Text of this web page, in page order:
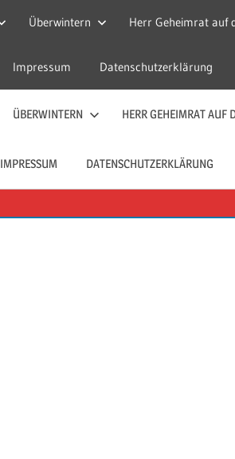
Überwintern Herr Geheimrat auf
Impressum Datenschutzerklärung
ÜBERWINTERN HERR GEHEIMRAT AUF
IMPRESSUM DATENSCHUTZERKLÄRUNG